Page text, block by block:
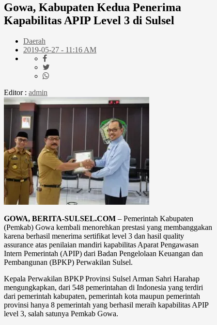
Gowa, Kabupaten Kedua Penerima
Kapabilitas APIP Level 3 di Sulsel
Daerah
2019-05-27 - 11:16 AM
Editor : admin
GOWA, BERITA-SULSEL.COM – Pemerintah Kabupaten
(Pemkab) Gowa kembali menorehkan prestasi yang membanggakan
karena berhasil menerima sertifikat level 3 dan hasil quality
assurance atas penilaian mandiri kapabilitas Aparat Pengawasan
Intern Pemerintah (APIP) dari Badan Pengelolaan Keuangan dan
Pembangunan (BPKP) Perwakilan Sulsel.
Kepala Perwakilan BPKP Provinsi Sulsel Arman Sahri Harahap
mengungkapkan, dari 548 pemerintahan di Indonesia yang terdiri
dari pemerintah kabupaten, pemerintah kota maupun pemerintah
provinsi hanya 8 pemerintah yang berhasil meraih kapabilitas APIP
level 3, salah satunya Pemkab Gowa.